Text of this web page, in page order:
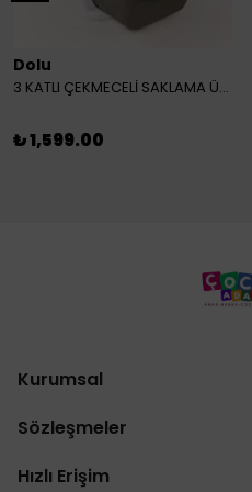
Dolu
3 KATLI ÇEKMECELİ SAKLAMA ÜNİTESİ
₺ 1,599.00
Kurumsal
Sözleşmeler
Hızlı Erişim